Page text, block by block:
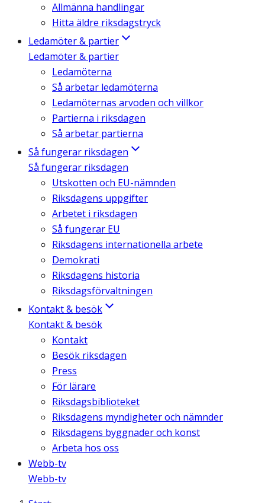
Allmänna handlingar
Hitta äldre riksdagstryck
Ledamöter & partier
Ledamöter & partier
Ledamöterna
Så arbetar ledamöterna
Ledamöternas arvoden och villkor
Partierna i riksdagen
Så arbetar partierna
Så fungerar riksdagen
Så fungerar riksdagen
Utskotten och EU-nämnden
Riksdagens uppgifter
Arbetet i riksdagen
Så fungerar EU
Riksdagens internationella arbete
Demokrati
Riksdagens historia
Riksdagsförvaltningen
Kontakt & besök
Kontakt & besök
Kontakt
Besök riksdagen
Press
För lärare
Riksdagsbiblioteket
Riksdagens myndigheter och nämnder
Riksdagens byggnader och konst
Arbeta hos oss
Webb-tv
Webb-tv